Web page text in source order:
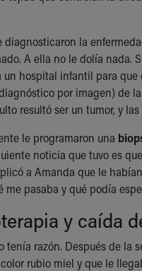
diagnosticaron la
A ella no le dolía nada.
un hospital infantil para
por imagen) de
resultó ser un tumor, y
le programaron una
noticia que tuvo es
a Amanda que le
me pasaba y qué podía
y caída
tenía razón. Después de
rubio miel y que le